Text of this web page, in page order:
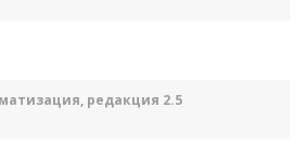
редакция 2.5